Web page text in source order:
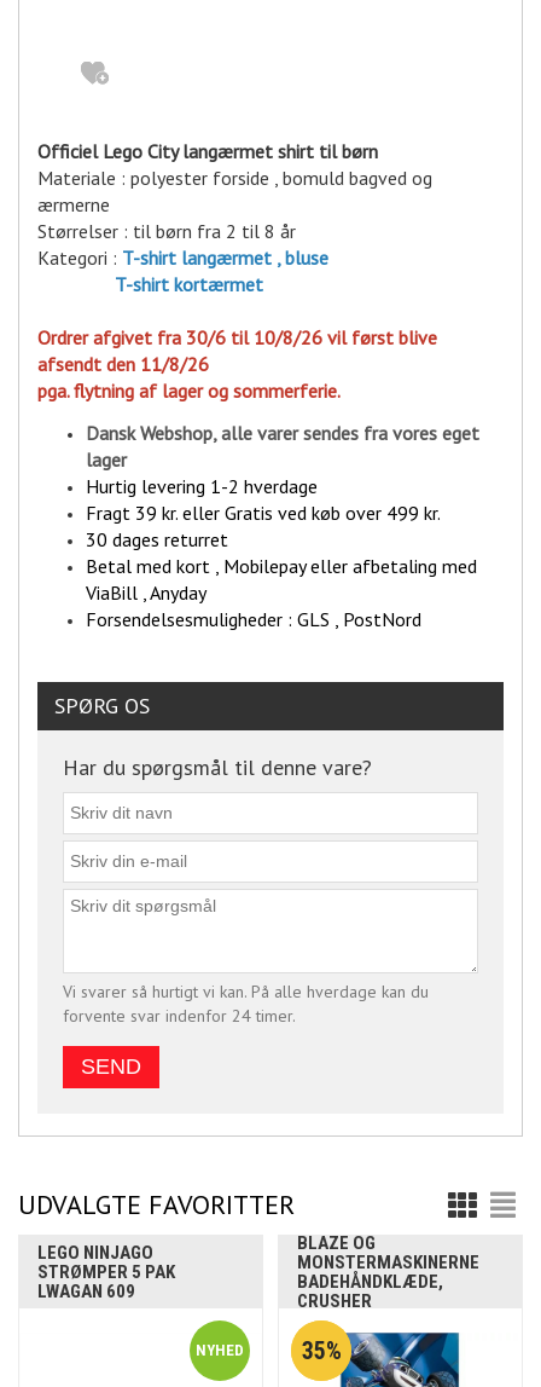
Officiel Lego City langærmet shirt til børn
Materiale : polyester forside , bomuld bagved og
ærmerne
Størrelser : til børn fra 2 til 8 år
Kategori : T-shirt langærmet , bluse
T-shirt kortærmet
Ordrer afgivet fra 30/6 til 10/8/26 vil først blive
afsendt den 11/8/26
pga. flytning af lager og sommerferie.
Dansk Webshop, alle varer sendes fra vores eget
lager
Hurtig levering 1-2 hverdage
Fragt 39 kr. eller Gratis ved køb over 499 kr.
30 dages returret
Betal med kort , Mobilepay eller afbetaling med
ViaBill , Anyday
Forsendelsesmuligheder : GLS , PostNord
SPØRG OS
Har du spørgsmål til denne vare?
Vi svarer så hurtigt vi kan. På alle hverdage kan du
forvente svar indenfor 24 timer.
UDVALGTE FAVORITTER
LEGO NINJAGO
STRØMPER 5 PAK
LWAGAN 609
BLAZE OG
MONSTERMASKINERNE
BADEHÅNDKLÆDE,
CRUSHER
35%